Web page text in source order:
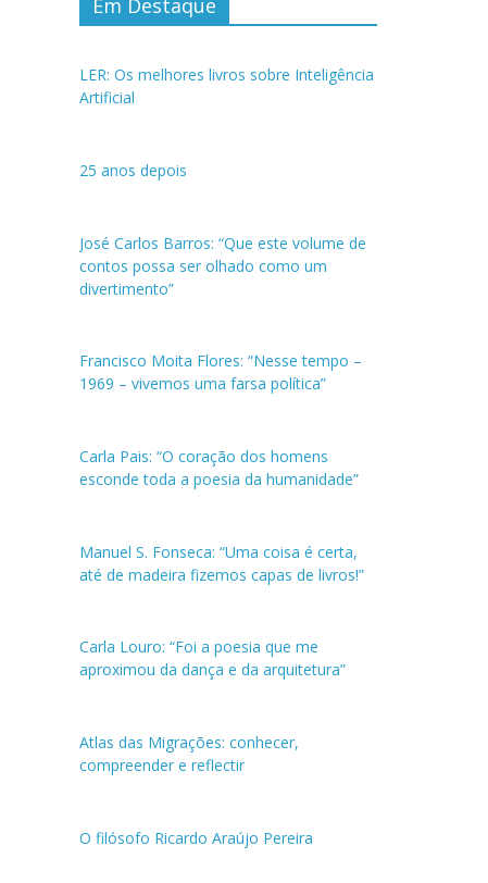
LER: Os melhores livros sobre Inteligência
Artificial
25 anos depois
José Carlos Barros: “Que este volume de
contos possa ser olhado como um
divertimento”
Francisco Moita Flores: “Nesse tempo –
1969 – vivemos uma farsa política”
Carla Pais: “O coração dos homens
esconde toda a poesia da humanidade”
Manuel S. Fonseca: “Uma coisa é certa,
até de madeira fizemos capas de livros!”
Carla Louro: “Foi a poesia que me
aproximou da dança e da arquitetura”
Atlas das Migrações: conhecer,
compreender e reflectir
O filósofo Ricardo Araújo Pereira